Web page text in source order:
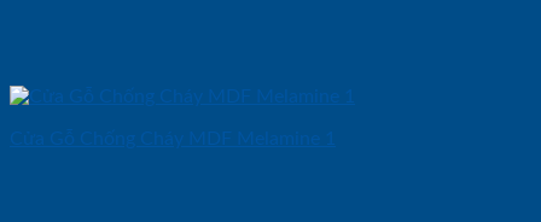
Cửa Gỗ Chống Cháy MDF Melamine 1